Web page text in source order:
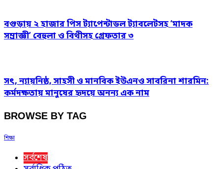
বগুড়ায় ২ হাজার পিস ট্যাপেন্টাডল ট্যাবলেটসহ ‘মাদক
সম্রাজ্ঞী’ বেহুলা ও বিথীসহ গ্রেফতার ৩
সৎ, ন্যায়নিষ্ঠ, সাহসী ও মানবিক ইউএনও সাবরিনা শারমিন:
কর্মদক্ষতায় মানুষের হৃদয়ে অনন্য এক নাম
BROWSE BY TAG
শিক্ষা
সর্বশেষ